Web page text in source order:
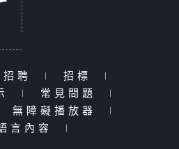
招聘 | 招標
|
| 常見問題
|
無障礙播放器
|
言內容
|